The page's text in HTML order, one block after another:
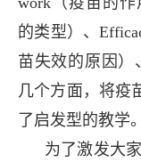
的类型）、
苗失效的原因）
几个方面，将疫
了启发型的教学。
为了激发大